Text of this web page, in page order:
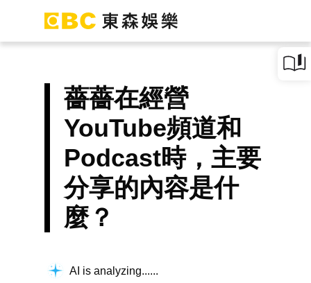
薔薔在經營
YouTube頻道和
Podcast時，主要
分享的內容是什
麼？
AI is analyzing...